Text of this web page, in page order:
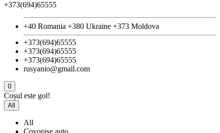
+373(694)65555
+40 Romania +380 Ukraine +373 Moldova
+373(694)65555
+373(694)65555
+373(694)65555
rusyanio@gmail.com
0
Coșul este gol!
All
All
Covorașe auto